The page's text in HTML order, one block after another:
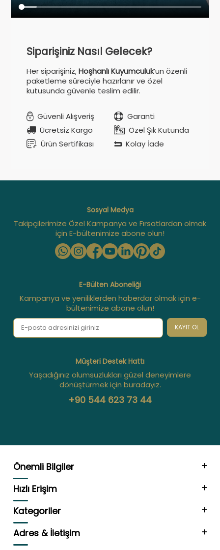
Siparişiniz Nasıl Gelecek?
Her siparişiniz,Hoşhanlı Kuyumculuk’un özenli
paketleme süreciyle hazırlanır ve özel
kutusunda güvenle teslim edilir.
Güvenli Alışveriş
Garanti
Ücretsiz Kargo
Özel Şık Kutunda
Ürün Sertifikası
Kolay İade
Sosyal Medya
Takipçilerimize Özel Kampanya ve Fırsatlardan olmak
için E-bültenimize abone olun!
E-Bülten Aboneliği
Kampanya ve yeniliklerden haberdar olmak için e-
bültenimize abone olun!
KAYIT OL
Müşteri Destek Hattı
Yaşadığınız olumsuzlukları güzel deneyimlere
dönüştürmek için buradayız.
+90 544 623 73 44
Önemli Bilgiler
Hızlı Erişim
Kategoriler
Adres & İletişim